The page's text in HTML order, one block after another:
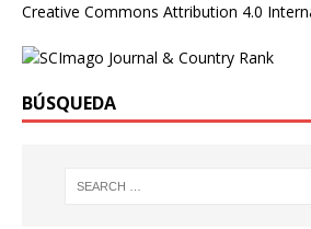
Creative Commons Attribution 4.0
BÚSQUEDA